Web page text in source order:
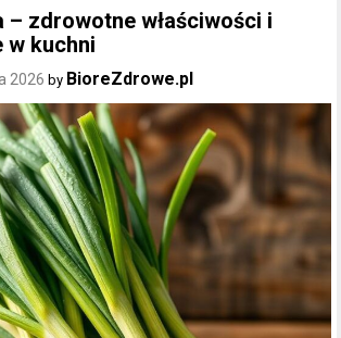
– zdrowotne właściwości i
w kuchni
2026 by BioreZdrowe.pl